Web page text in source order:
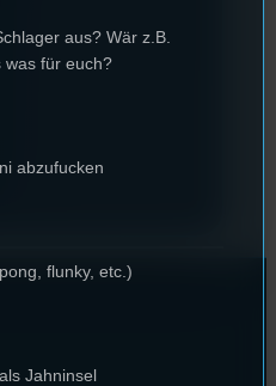
aus? Wär z.B.
was für euch?
abzufucken
flunky, etc.)
Jahninsel